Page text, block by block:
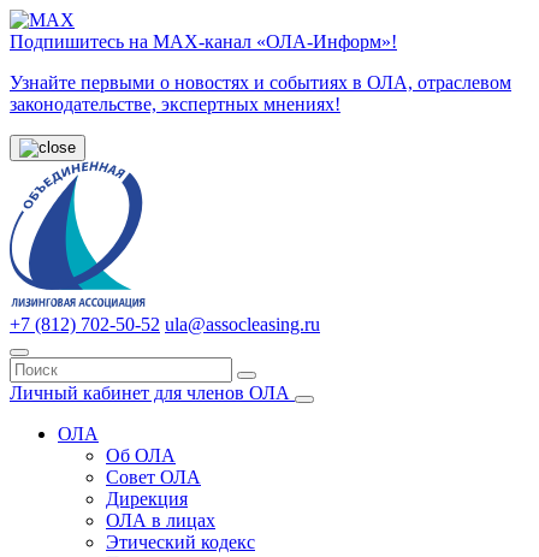
Подпишитесь на МАХ-канал «ОЛА-Информ»!
Узнайте первыми о новостях и событиях в ОЛА, отраслевом
законодательстве, экспертных мнениях!
+7 (812) 702-50-52 ula@assocleasing.ru
Личный кабинет для членов ОЛА
ОЛА
Об ОЛА
Совет ОЛА
Дирекция
ОЛА в лицах
Этический кодекс